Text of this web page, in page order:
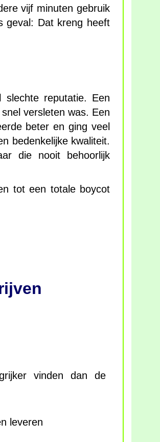
vijf minuten gebruik
geval: Dat kreng heeft
reputatie. Een
versleten was. Een
beter en ging veel
bedenkelijke kwaliteit.
die nooit behoorlijk
tot een totale boycot
vinden dan de
leveren